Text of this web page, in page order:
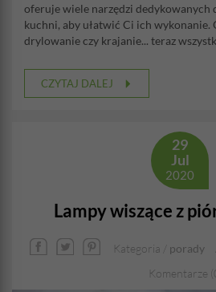
oferuje wiele narzędzi dedykowanych
kuchni, aby ułatwić Ci ich wykonanie.
drylowanie czy krajanie... teraz
CZYTAJ DALEJ
29
Jul
2020
Lampy wiszące z
Kategoria / porady
Komentarze